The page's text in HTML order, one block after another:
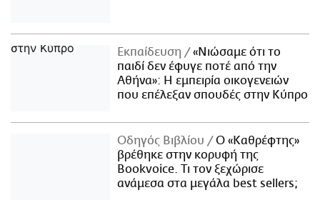
Εκπαίδευση
«Νιώσαμε ότι το
παιδί δεν έφυγε ποτέ από την
Αθήνα»: Η εμπειρία οικογενειών
που επέλεξαν σπουδές στην Κύπρο
Οδηγός Βιβλίου
Ο «Καθρέφτης»
βρέθηκε στην κορυφή της
Bookvoice. Τι τον ξεχώρισε
ανάμεσα στα μεγάλα best sellers;